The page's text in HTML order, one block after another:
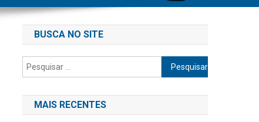
BUSCA NO SITE
Pesquisar
por:
MAIS RECENTES